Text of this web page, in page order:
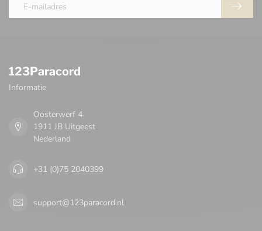
123Paracord
Informatie
Oosterwerf 4
1911 JB Uitgeest
Nederland
+31 (0)75 2040399
support@123paracord.nl